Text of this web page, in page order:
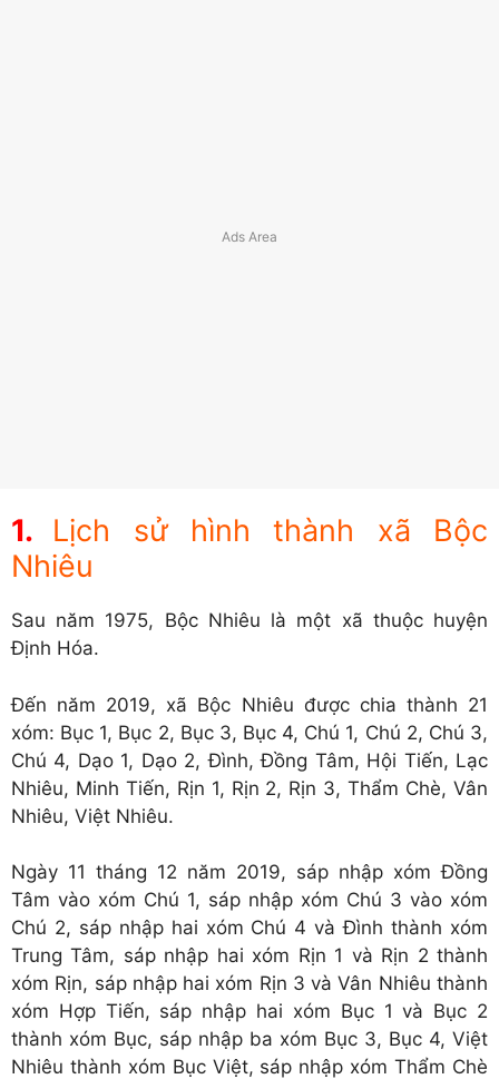
Lịch sử hình thành xã Bộc
Nhiêu
Sau năm 1975, Bộc Nhiêu là một xã thuộc huyện
Định Hóa.
Đến năm 2019, xã Bộc Nhiêu được chia thành 21
xóm: Bục 1, Bục 2, Bục 3, Bục 4, Chú 1, Chú 2, Chú 3,
Chú 4, Dạo 1, Dạo 2, Đình, Đồng Tâm, Hội Tiến, Lạc
Nhiêu, Minh Tiến, Rịn 1, Rịn 2, Rịn 3, Thẩm Chè, Vân
Nhiêu, Việt Nhiêu.
Ngày 11 tháng 12 năm 2019, sáp nhập xóm Đồng
Tâm vào xóm Chú 1, sáp nhập xóm Chú 3 vào xóm
Chú 2, sáp nhập hai xóm Chú 4 và Đình thành xóm
Trung Tâm, sáp nhập hai xóm Rịn 1 và Rịn 2 thành
xóm Rịn, sáp nhập hai xóm Rịn 3 và Vân Nhiêu thành
xóm Hợp Tiến, sáp nhập hai xóm Bục 1 và Bục 2
thành xóm Bục, sáp nhập ba xóm Bục 3, Bục 4, Việt
Nhiêu thành xóm Bục Việt, sáp nhập xóm Thẩm Chè